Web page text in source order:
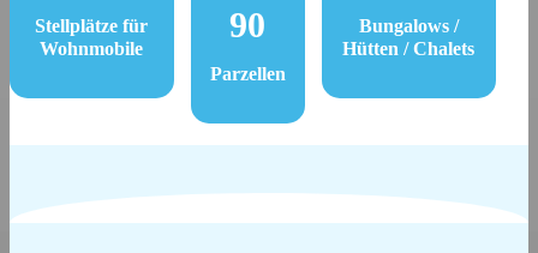
Stellplätze für
Wohnmobile
90
Parzellen
Bungalows /
Hütten / Chalets